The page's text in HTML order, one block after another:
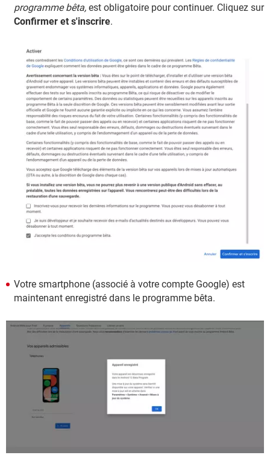
programme bêta, est obligatoire pour continuer. Cliquez sur
Confirmer et s'inscrire.
Votre smartphone (associé à votre compte Google) est
maintenant enregistré dans le programme bêta.